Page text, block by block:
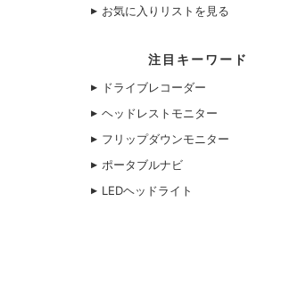
お気に入りリストを見る
注目キーワード
ドライブレコーダー
ヘッドレストモニター
フリップダウンモニター
ポータブルナビ
LEDヘッドライト